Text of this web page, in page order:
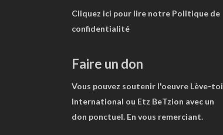
Cliquez ici pour lire notre Politique de
confidentialité
Faire un don
Vous pouvez soutenir l'oeuvre Lève-toi
International ou Etz BeTzion avec un
don ponctuel. En vous remerciant.